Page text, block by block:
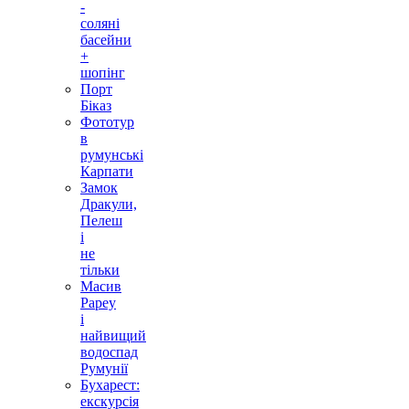
-
соляні
басейни
+
шопінг
Порт
Біказ
Фототур
в
румунські
Карпати
Замок
Дракули,
Пелеш
і
не
тільки
Масив
Рареу
і
найвищий
водоспад
Румунії
Бухарест:
екскурсія